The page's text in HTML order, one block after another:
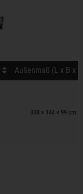
Außenmaß (L x B x
338 × 144 × 99 cm